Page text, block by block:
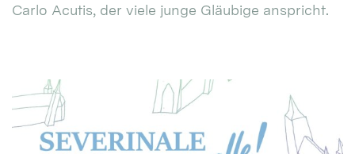
Carlo Acutis, der viele junge Gläubige anspricht.